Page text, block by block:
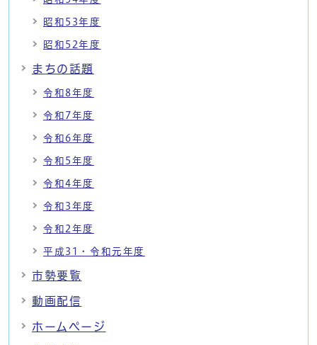
昭和53年度
昭和52年度
まちの話題
令和8年度
令和7年度
令和6年度
令和5年度
令和4年度
令和3年度
令和2年度
平成31・令和元年度
市勢要覧
動画配信
ホームページ